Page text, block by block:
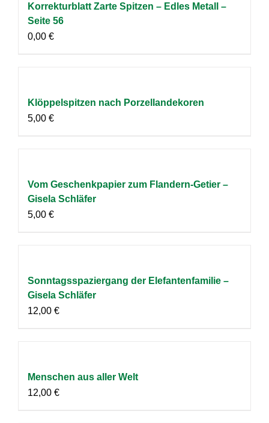
Korrekturblatt Zarte Spitzen – Edles Metall –
Seite 56
0,00 €
Klöppelspitzen nach Porzellandekoren
5,00 €
Vom Geschenkpapier zum Flandern-Getier –
Gisela Schläfer
5,00 €
Sonntagsspaziergang der Elefantenfamilie –
Gisela Schläfer
12,00 €
Menschen aus aller Welt
12,00 €